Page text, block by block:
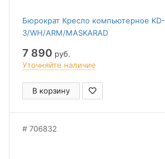
Бюрократ Кресло компьютерное KD-
3/WH/ARM/MASKARAD
7 890 руб.
Уточняйте наличие
В корзину
706832